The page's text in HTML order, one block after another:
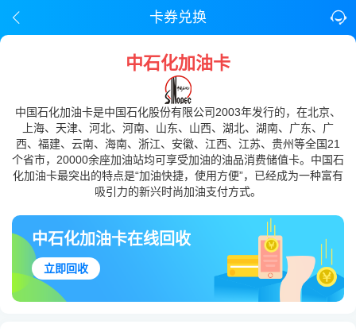
卡券兑换
中石化加油卡
中国石化加油卡是中国石化股份有限公司2003年发行的，在北京、
上海、天津、河北、河南、山东、山西、湖北、湖南、广东、广
西、福建、云南、海南、浙江、安徽、江西、江苏、贵州等全国21
个省市，20000余座加油站均可享受加油的油品消费储值卡。中国石
化加油卡最突出的特点是“加油快捷，使用方便”，已经成为一种富有
吸引力的新兴时尚加油支付方式。
中石化加油卡在线回收
立即回收